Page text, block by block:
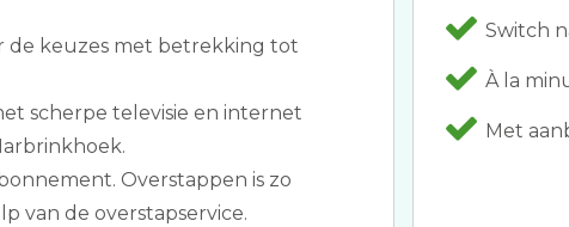
de keuzes met betrekking tot
scherpe televisie en internet
Overstappen is zo
van de overstapservice.
Switch
À la
Met